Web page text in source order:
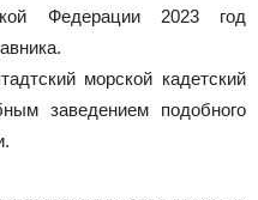
Федерации 2023 год
морской кадетский
заведением подобного